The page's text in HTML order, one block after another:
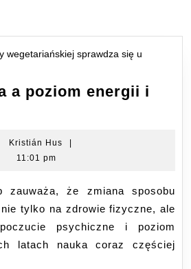
a poziom energii i
Kristián Hus
Kristián
|
11:01 pm
nie tylko na zdrowie fizyczne, ale
psychiczne i poziom
latach nauka coraz częściej